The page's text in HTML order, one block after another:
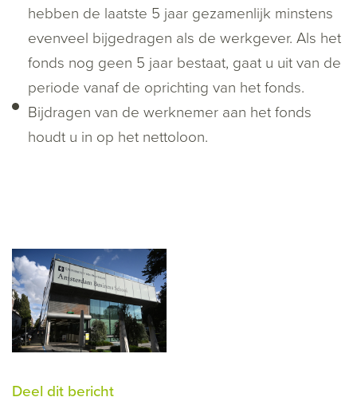
hebben de laatste 5 jaar gezamenlijk minstens
evenveel bijgedragen als de werkgever. Als het
fonds nog geen 5 jaar bestaat, gaat u uit van de
periode vanaf de oprichting van het fonds.
Bijdragen van de werknemer aan het fonds
houdt u in op het nettoloon.
Deel dit bericht